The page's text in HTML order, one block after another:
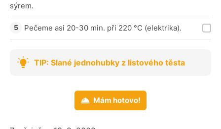
sýrem.
Pečeme asi 20-30 min. při 220 °C (elektrika).
TIP: Slané jednohubky z listového těsta
Mám hotovo!